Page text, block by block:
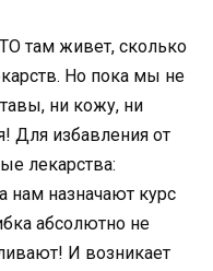
там живет, сколько
Но пока мы не
ни кожу, ни
Для избавления от
лекарства:
нам назначают курс
абсолютно не
И возникает